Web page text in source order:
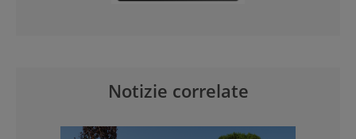
Notizie correlate